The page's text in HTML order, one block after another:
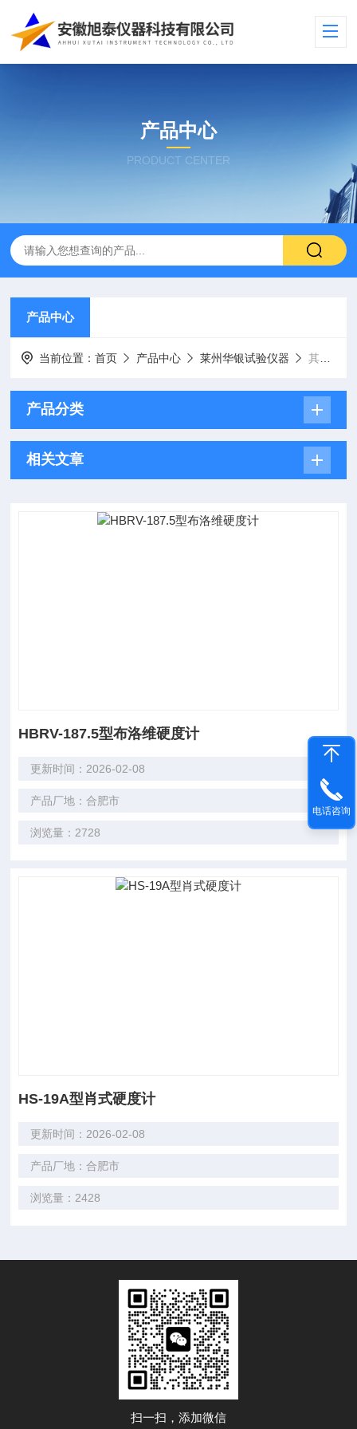
产品中心
PRODUCT CENTER
产品中心
当前位置：首页 产品中心 莱州华银试验仪器 其他硬度计
产品分类
相关文章
HBRV-187.5型布洛维硬度计
更新时间：2026-02-08
产品厂地：合肥市
浏览量：2728
HS-19A型肖式硬度计
更新时间：2026-02-08
产品厂地：合肥市
浏览量：2428
扫一扫，添加微信
电话咨询